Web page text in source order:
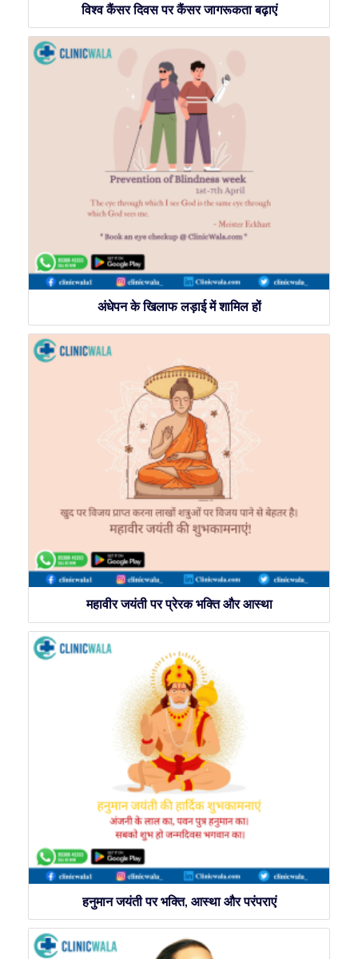
विश्व कैंसर दिवस पर कैंसर जागरूकता बढ़ाएं
अंधेपन के खिलाफ लड़ाई में शामिल हों
महावीर जयंती पर प्रेरक भक्ति और आस्था
हनुमान जयंती पर भक्ति, आस्था और परंपराएं